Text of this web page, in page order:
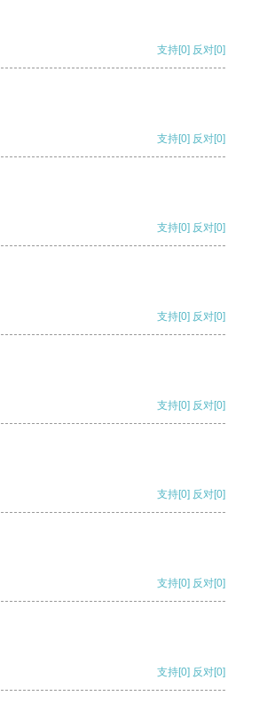
支持[0] 反对[0]
支持[0] 反对[0]
支持[0] 反对[0]
支持[0] 反对[0]
支持[0] 反对[0]
支持[0] 反对[0]
支持[0] 反对[0]
支持[0] 反对[0]